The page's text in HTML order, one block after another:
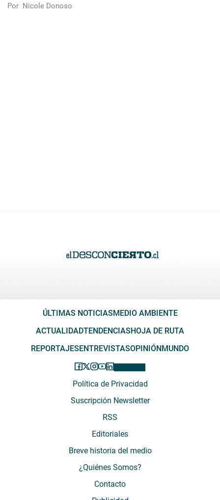
Por Nicole Donoso
ÚLTIMAS NOTICIAS MEDIO AMBIENTE
ACTUALIDADTENDENCIAS HOJA DE RUTA
REPORTAJES ENTREVISTASOPINIÓN MUNDO
Política de Privacidad
Suscripción Newsletter
RSS
Editoriales
Breve historia del medio
¿Quiénes Somos?
Contacto